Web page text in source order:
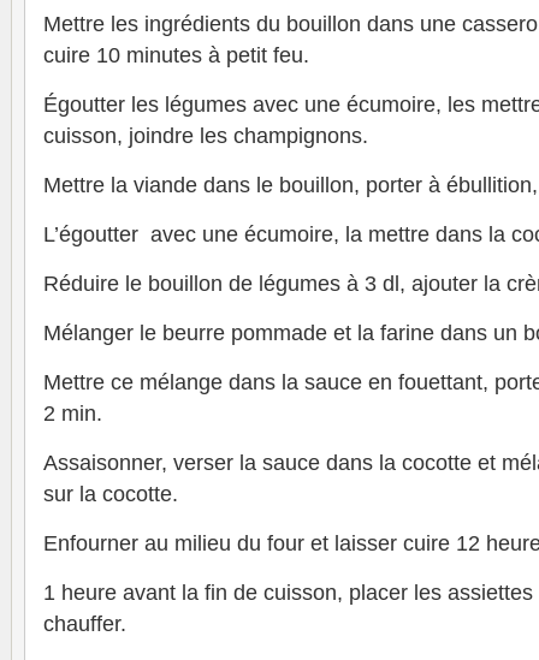
Mettre les ingrédients du bouillon dans une
cuire 10 minutes à petit feu.
Égoutter les légumes avec une écumoire, les
cuisson, joindre les champignons.
Mettre la viande dans le bouillon, porter à
L’égoutter avec une écumoire, la mettre dans la
Réduire le bouillon de légumes à 3 dl, ajouter la
Mélanger le beurre pommade et la farine dans un
Mettre ce mélange dans la sauce en fouettant,
2 min.
Assaisonner, verser la sauce dans la cocotte et
sur la cocotte.
Enfourner au milieu du four et laisser cuire 12
1 heure avant la fin de cuisson, placer les
chauffer.